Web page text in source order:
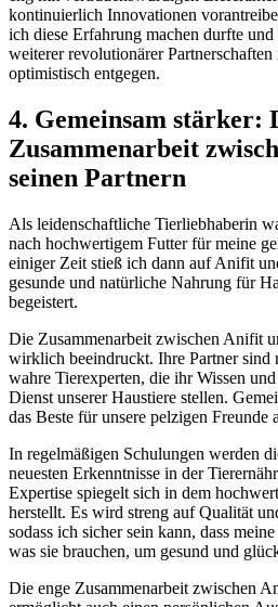
kontinuierlich Innovationen
ich diese Erfahrung ⁢machen durfte
weiterer revolutionärer
optimistisch entgegen.
4. Gemeinsam stärker:
Zusammenarbeit
seinen Partnern
Als leidenschaftliche Tierliebhaberin
nach hochwertigem Futter für meine
einiger Zeit ⁢stieß ich dann auf Anifit
gesunde und natürliche Nahrung für
begeistert.
Die ⁢Zusammenarbeit zwischen Anifit
wirklich beeindruckt. Ihre Partner sind
wahre Tierexperten, die ihr Wissen
Dienst unserer Haustiere stellen.
das Beste für unsere⁤ pelzigen Freunde‍
In regelmäßigen Schulungen werden
neuesten Erkenntnisse​ in⁣ der
‍Expertise spiegelt sich in dem
herstellt. Es wird streng ‍auf‌ Qualität
sodass ich sicher sein kann, ⁣dass
was ​sie brauchen, um gesund und
Die enge Zusammenarbeit zwischen